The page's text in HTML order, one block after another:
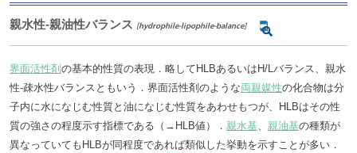
親水性-親油性バランス [hydrophile-lipophile-balance]
界面活性剤 の基本的性質の表現．略してHLBあるいはH/Lバランス、親水
性-疎水性バランスともいう．界面活性剤のような両親媒性の化合物は分
子内に水になじむ性質と油になじむ性質をあわせもつが、HLBはその性
質の強さの程度示す指標である（→HLB値）． 親水基、 親油基の種類が
異なっていてもHLBが同程度であれば類似した挙動を示すことが多い．